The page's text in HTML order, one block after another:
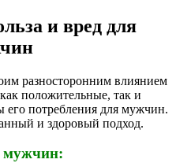
и вред для
разносторонним влиянием
положительные, так и
его потребления для мужчин.
и здоровый подход.
мужчин: